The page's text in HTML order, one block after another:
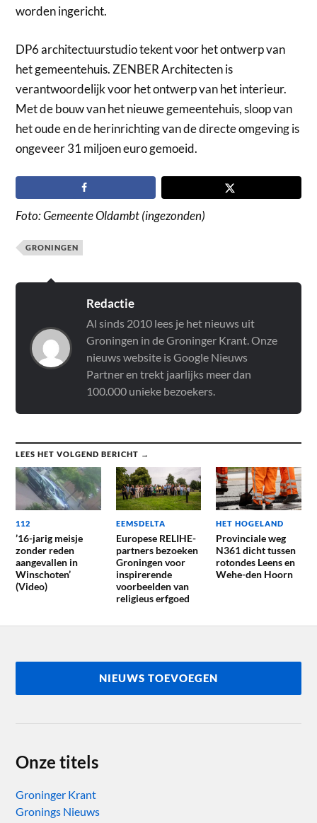
worden ingericht.
DP6 architectuurstudio tekent voor het ontwerp van
het gemeentehuis. ZENBER Architecten is
verantwoordelijk voor het ontwerp van het interieur.
Met de bouw van het nieuwe gemeentehuis, sloop van
het oude en de herinrichting van de directe omgeving is
ongeveer 31 miljoen euro gemoeid.
Foto: Gemeente Oldambt (ingezonden)
GRONINGEN
Redactie
Al sinds 2010 lees je het nieuws uit
Groningen in de Groninger Krant. Onze
nieuws website is Google Nieuws
Partner en trekt jaarlijks meer dan
100.000 unieke bezoekers.
LEES HET VOLGEND BERICHT →
112
’16-jarig meisje
zonder reden
aangevallen in
Winschoten’
(Video)
EEMSDELTA
Europese RELIHE-
partners bezoeken
Groningen voor
inspirerende
voorbeelden van
religieus erfgoed
HET HOGELAND
Provinciale weg
N361 dicht tussen
rotondes Leens en
Wehe-den Hoorn
NIEUWS TOEVOEGEN
Onze titels
Groninger Krant
Gronings Nieuws